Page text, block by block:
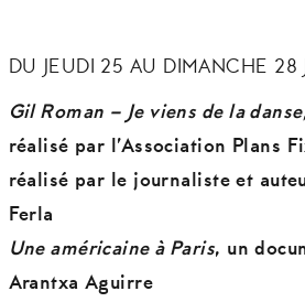
DU JEUDI 25 AU DIMANCHE
Gil Roman – Je viens de la
réalisé par l’Association Plans
réalisé par le journaliste et
Ferla
Une américaine à Paris, un
Arantxa Aguirre